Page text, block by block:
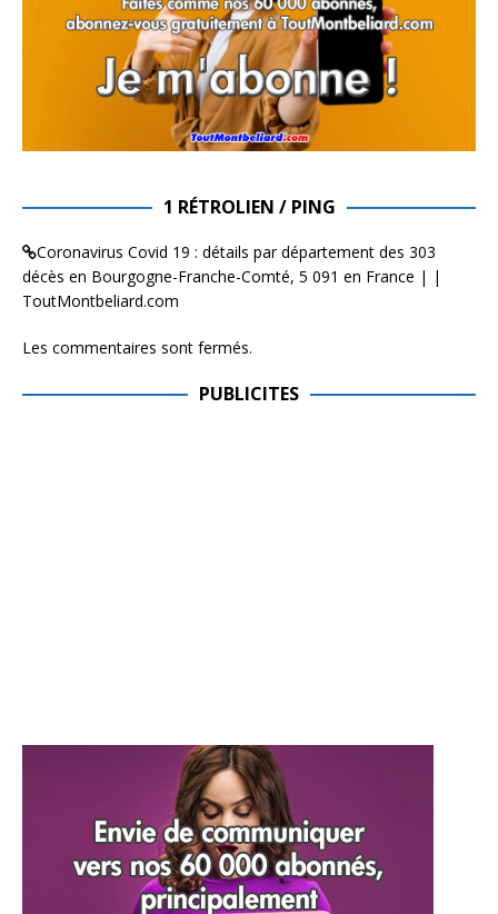
1 RÉTROLIEN / PING
Coronavirus Covid 19 : détails par département des 303
décès en Bourgogne-Franche-Comté, 5 091 en France | |
ToutMontbeliard.com
Les commentaires sont fermés.
PUBLICITES